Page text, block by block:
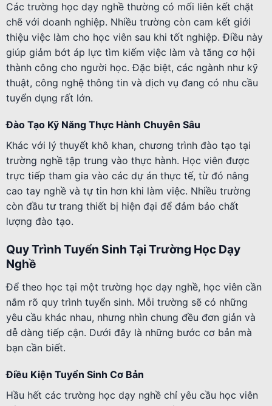
Các trường học dạy nghề thường có mối liên kết chặt
chẽ với doanh nghiệp. Nhiều trường còn cam kết giới
thiệu việc làm cho học viên sau khi tốt nghiệp. Điều này
giúp giảm bớt áp lực tìm kiếm việc làm và tăng cơ hội
thành công cho người học. Đặc biệt, các ngành như kỹ
thuật, công nghệ thông tin và dịch vụ đang có nhu cầu
tuyển dụng rất lớn.
Đào Tạo Kỹ Năng Thực Hành Chuyên Sâu
Khác với lý thuyết khô khan, chương trình đào tạo tại
trường nghề tập trung vào thực hành. Học viên được
trực tiếp tham gia vào các dự án thực tế, từ đó nâng
cao tay nghề và tự tin hơn khi làm việc. Nhiều trường
còn đầu tư trang thiết bị hiện đại để đảm bảo chất
lượng đào tạo.
Quy Trình Tuyển Sinh Tại Trường Học Dạy
Nghề
Để theo học tại một trường học dạy nghề, học viên cần
nắm rõ quy trình tuyển sinh. Mỗi trường sẽ có những
yêu cầu khác nhau, nhưng nhìn chung đều đơn giản và
dễ dàng tiếp cận. Dưới đây là những bước cơ bản mà
bạn cần biết.
Điều Kiện Tuyển Sinh Cơ Bản
Hầu hết các trường học dạy nghề chỉ yêu cầu học viên